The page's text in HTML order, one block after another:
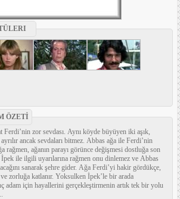
ÖZETİ
Ferdi’nin zor sevdası. Aynı köyde büyüyen iki aşık,
ancak sevdaları bitmez. Abbas ağa ile Ferdi’nin
rağmen, ağanın parayı görünce değişmesi dostluğa son
ile ilgili uyarılarına rağmen onu dinlemez ve Abbas
sanarak şehre gider. Ağa Ferdi’yi hakir gördükçe,
zorluğa katlanır. Yoksulken İpek’le bir arada
adam için hayallerini gerçekleştirmenin artık tek bir yolu